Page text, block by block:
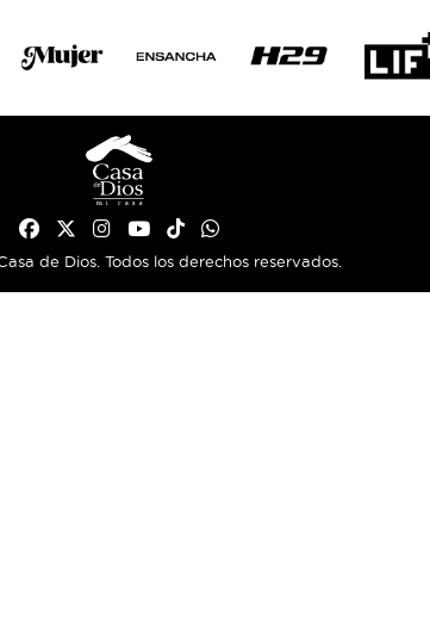
de Dios. Todos los derechos reservados.